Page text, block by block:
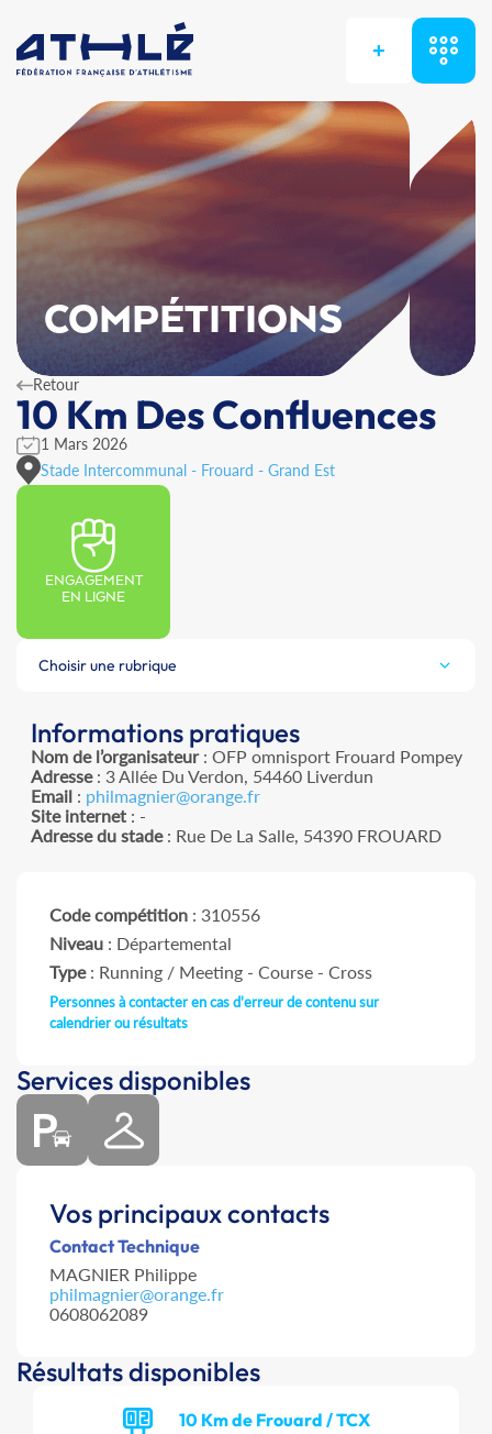
+
COMPÉTITIONS
Retour
10 Km Des Confluences
1 Mars 2026
Stade Intercommunal - Frouard - Grand Est
ENGAGEMENT
EN LIGNE
Choisir une rubrique
Informations pratiques
Nom de l’organisateur: OFP omnisport Frouard Pompey
Adresse: 3 Allée Du Verdon, 54460 Liverdun
Email: philmagnier@orange.fr
Site internet: -
Adresse du stade: Rue De La Salle, 54390 FROUARD
Code compétition : 310556
Niveau : Départemental
Type: Running / Meeting - Course - Cross
Personnes à contacter en cas d'erreur de contenu sur
calendrier ou résultats
Services disponibles
Vos principaux contacts
Contact Technique
MAGNIER Philippe
philmagnier@orange.fr
0608062089
Résultats disponibles
10 Km de Frouard / TCX